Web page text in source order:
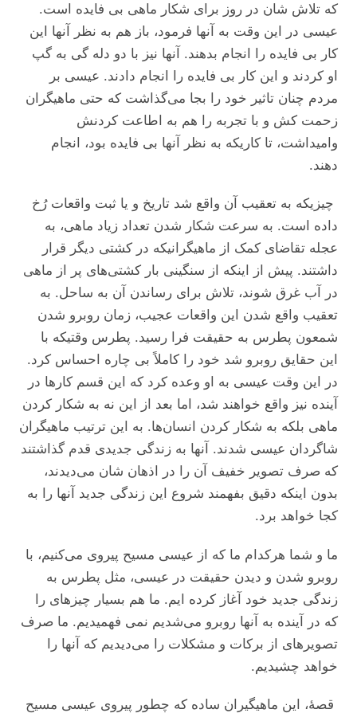
که تلاش شان در روز برای شکار ماهی بی فایده است.
عیسی در این وقت به آنها فرمود، باز هم به نظر آنها این
کار بی فایده را انجام بدهند. آنها نیز با دو دله گی به گپ
او کردند و این کار بی فایده را انجام دادند. عیسی بر
مردم چنان تاثیر خود را بجا می‌گذاشت که حتی ماهیگران
زحمت کش و با تجربه را هم به اطاعت کردنش
وامیداشت، تا کاریکه به نظر آنها بی فایده بود، انجام
دهند.
چیزیکه به تعقیب آن واقع شد تاریخ و یا ثبت واقعات رُخ
داده است. به سرعت شکار شدن تعداد زیاد ماهی، به
عجله تقاضای کمک از ماهیگرانیکه در کشتی دیگر قرار
داشتند. پیش از اینکه از سنگینی بار کشتی‌های پر از ماهی
در آب غرق شوند، تلاش برای رساندن آن به ساحل. به
تعقیب واقع شدن این واقعات عجیب، زمان روبرو شدن
شمعون پطرس به حقیقت فرا رسید. پطرس وقتیکه با
این حقایق روبرو شد خود را کاملاً بی چاره احساس کرد.
در این وقت عیسی به او وعده کرد که این قسم کار‌ها در
آینده نیز واقع خواهند شد، اما بعد از این نه به شکار کردن
ماهی بلکه به شکار کردن انسان‌ها. به این ترتیب ماهیگران
شاگردان عیسی شدند. آنها به زندگی جدیدی قدم گذاشتند
که صرف تصویر خفیف آن را در اذهان شان می‌دیدند،
بدون اینکه دقیق بفهمند شروع این زندگی جدید آنها را به
کجا خواهد برد.
ما و شما هرکدام ما که از عیسی مسیح پیروی می‌کنیم، با
روبرو شدن و دیدن حقیقت در عیسی، مثل پطرس به
زندگی جدید خود آغاز کرده ایم. ما هم بسیار چیز‌های را
که در آینده به آنها روبرو می‌شدیم نمی فهمیدیم. ما صرف
تصویر‌های از برکات و مشکلات را می‌دیدیم که آنها را
خواهد چشیدیم.
قصۀ، این ماهیگیران ساده که چطور پیروی عیسی مسیح